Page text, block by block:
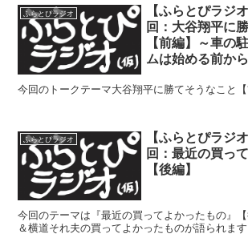
ふらとぴラジオ
【ふらとぴラジ
回：大谷翔平に
【前編】～車の
ムは始める前か
今回のトークテーマ大谷翔平に勝てそうなこと【
ふらとぴラジオ
【ふらとぴラジ
回：最近の買っ
【後編】
今回のテーマは『最近の買ってよかったもの』
＆横道それ夫の買ってよかったものが語られます